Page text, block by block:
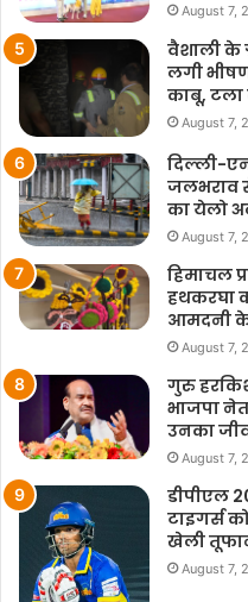
August 7,
वैशाली के
लगी
काबू, टला
August 7,
दिल्ली-
जलभराव
का येलो
August 7,
हिमाचल
हथकरघा
आमदनी के
August 7,
गुरु
भाजपा
उनका
August 7,
डीपीएल
टाइगर्स
खेली
August 7,